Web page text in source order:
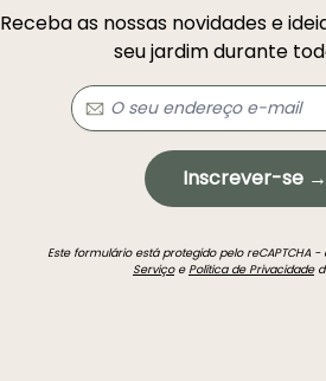
Receba as nossas novidades e
seu jardim durante
Inscrever-se →
Este formulário está protegido pelo reCAPTCHA
ServiçoePolítica de Privacidade